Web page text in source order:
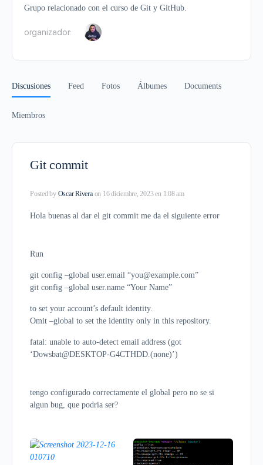
Grupo relacionado con el curso de Git y GitHub.
organizador:
Discusiones Feed Fotos Álbumes Documents
Miembros
Git commit
Posted by Oscar Rivera on 16 diciembre, 2023 en 1:08 am
Hola buenas al dar el git commit me da el siguiente error
Run
git config –global user.email “you@example.com”
git config –global user.name “Your Name”
to set your account’s default identity.
Omit –global to set the identity only in this repository.
fatal: unable to auto-detect email address (got
‘Dowsbat@DESKTOP-G4CTHDD.(none)’)
tengo configurado correctamente el global pero no se si
algun bug, que podria ser?